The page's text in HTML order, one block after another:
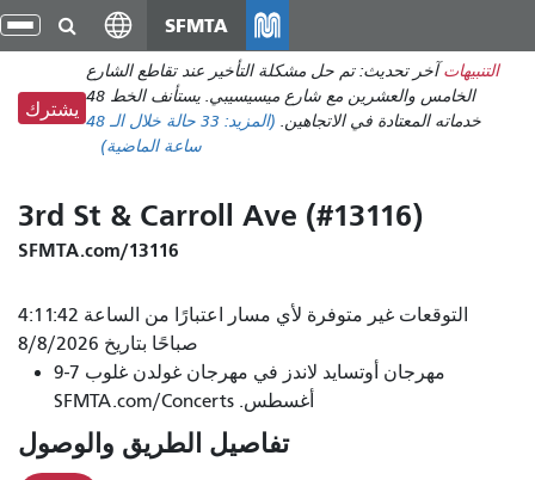
انتقل
إلى
المحتوى
الرئيسي
SFMTA
التنبيهات آخر تحديث: تم حل مشكلة التأخير عند تقاطع الشارع
الخامس والعشرين مع شارع ميسيسيبي. يستأنف الخط 48
خدماته المعتادة في الاتجاهين. (المزيد: 33 حالة
خلال الـ 48
ساعة الماضية)
يشترك
3rd St & Carroll Ave (#13116)
SFMTA.com/13116
التوقعات غير متوفرة لأي مسار اعتبارًا من الساعة 4:11:42
صباحًا بتاريخ 8/8/2026
مهرجان أوتسايد لاندز في مهرجان غولدن غلوب 7-9
أغسطس. SFMTA.com/Concerts
تفاصيل الطريق والوصول